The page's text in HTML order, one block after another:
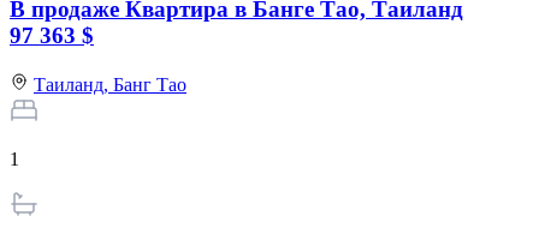
В продаже Квартира в Банге Тао, Таиланд
97 363 $
Таиланд, Банг Тао
1